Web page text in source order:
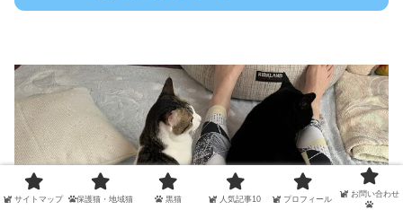
サイトマップ 保護猫・地域猫 黒猫 人気記事10 プロフィール
お問い合わせ